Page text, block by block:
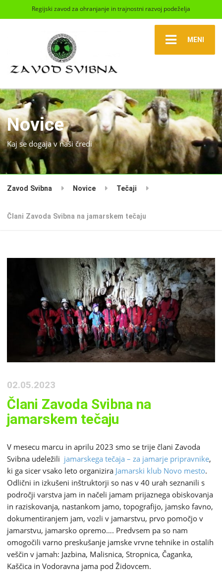
Regijski zavod za ohranjanje in trajnostni razvoj podeželja
MENI
Novice
Kaj se dogaja v naši čredi
Zavod Svibna Novice Tečaji
Člani Zavoda Svibna na jamarskem tečaju
02.05.2023
Člani Zavoda Svibna na
jamarskem tečaju
V mesecu marcu in aprilu 2023 smo se trije člani Zavoda
Svibna udeležili jamarskega tečaja – za jamarje pripravnike,
ki ga sicer vsako leto organizira Jamarski klub Novo mesto.
Odlični in izkušeni inštruktorji so nas v 40 urah seznanili s
področji varstva jam in načeli jamam prijaznega obiskovanja
in raziskovanja, nastankom jamo, topografijo, jamsko favno,
dokumentiranjem jam, vozli v jamarstvu, prvo pomočjo v
jamarstvu, jamarsko opremo…. Predvsem pa so nam
omogočili varno preskušanje jamske vrvne tehnike in ostalih
veščin v jamah: Jazbina, Malisnica, Stropnica, Čaganka,
Kaščica in Vodoravna jama pod Židovcem.